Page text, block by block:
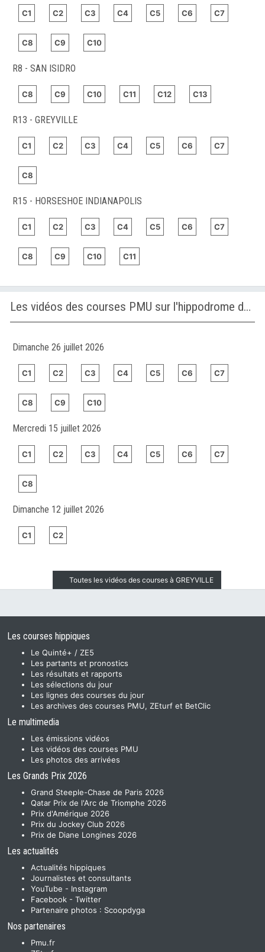
C1 C2 C3 C4 C5 C6 C7
C8 C9 C10
R8 - SAN ISIDRO
C8 C9 C10 C11 C12 C13
R13 - GREYVILLE
C1 C2 C3 C4 C5 C6 C7
C8
R15 - HORSESHOE INDIANAPOLIS
C1 C2 C3 C4 C5 C6 C7
C8 C9 C10 C11
Les vidéos des courses PMU sur l'hippodrome de GREYVILLE
Dimanche 26 juillet 2026
C1 C2 C3 C4 C5 C6 C7
C8 C9 C10
Mercredi 15 juillet 2026
C1 C2 C3 C4 C5 C6 C7
C8
Dimanche 12 juillet 2026
C1 C2
Toutes les vidéos des courses à GREYVILLE
Les courses hippiques
Le Quinté+ / ZE5
Les partants et pronostics
Les résultats et rapports
Les sélections du jour
Les lignes des courses du jour
Les archives des courses PMU, ZEturf et BetClic
Le multimedia
Les émissions vidéos
Les vidéos des courses PMU
Les photos des arrivées
Les Grands Prix 2026
Grand Steeple-Chase de Paris 2026
Qatar Prix de l'Arc de Triomphe 2026
Prix d'Amérique 2026
Prix du Jockey Club 2026
Prix de Diane Longines 2026
Les actualités
Actualités hippiques
Journalistes et consultants
YouTube - Instagram
Facebook - Twitter
Partenaire photos : Scoopdyga
Nos partenaires
Pmu.fr